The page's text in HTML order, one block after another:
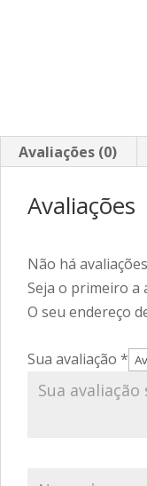
Avaliações (0)
Avaliações
Não há
Seja o primeiro a
O seu endereço
Sua avaliação *